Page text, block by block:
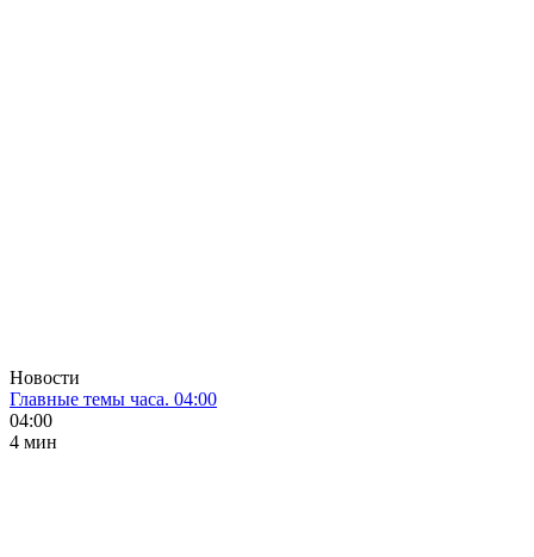
Новости
Главные темы часа. 04:00
04:00
4 мин